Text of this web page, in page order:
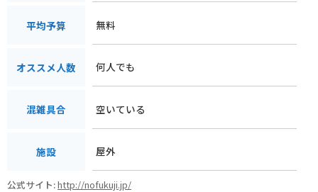
平均予算 無料
オススメ人数 何人でも
混雑具合 空いている
施設 屋外
公式サイト:http://nofukuji.jp/